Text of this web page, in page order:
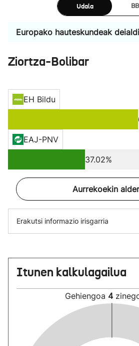
Udala
Europako hauteskundeak
Ziortza-Bolibar
EH Bildu
EAJ-PNV
37.02%
Aurrekoekin
Erakutsi informazio irisgarria
Itunen kalkulagailua
Gehiengoa 4